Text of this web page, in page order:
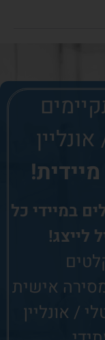
במיידי כל
לייצג!
אישית
/ אונליין